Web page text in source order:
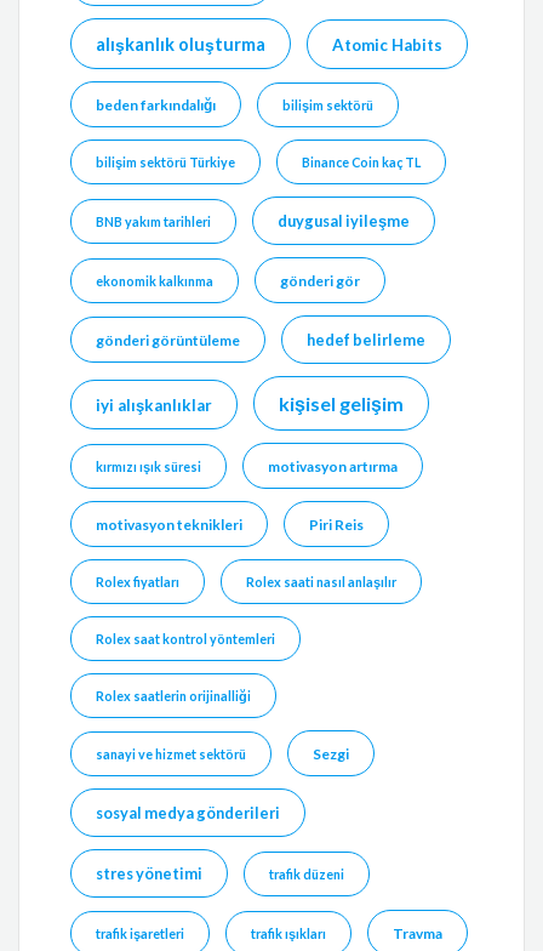
alışkanlık oluşturma Atomic Habits
beden farkındalığı bilişim sektörü
bilişim sektörü Türkiye Binance Coin kaç TL
BNB yakım tarihleri duygusal iyileşme
ekonomik kalkınma gönderi gör
gönderi görüntüleme hedef belirleme
iyi alışkanlıklar kişisel gelişim
kırmızı ışık süresi motivasyon artırma
motivasyon teknikleri Piri Reis
Rolex fiyatları Rolex saati nasıl anlaşılır
Rolex saat kontrol yöntemleri
Rolex saatlerin orijinalliği
sanayi ve hizmet sektörü Sezgi
sosyal medya gönderileri
stres yönetimi trafik düzeni
trafik işaretleri trafik ışıkları Travma